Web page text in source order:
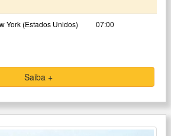
York (Estados Unidos) 07:00
Saiba +